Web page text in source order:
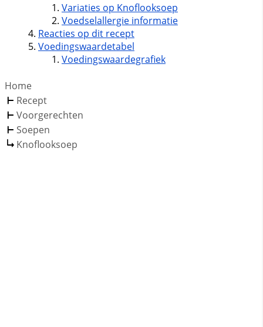
Variaties op Knoflooksoep
Voedselallergie informatie
Reacties op dit recept
Voedingswaardetabel
Voedingswaardegrafiek
Home
Recept
Voorgerechten
Soepen
Knoflooksoep